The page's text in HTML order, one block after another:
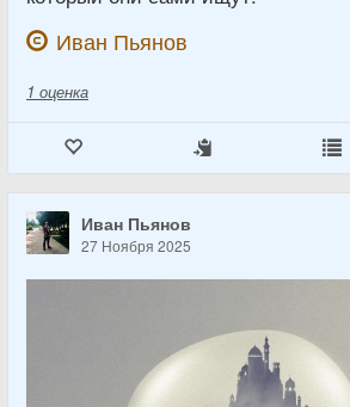
Иван Пьянов
1 оценка
Иван Пьянов
27 Ноября 2025